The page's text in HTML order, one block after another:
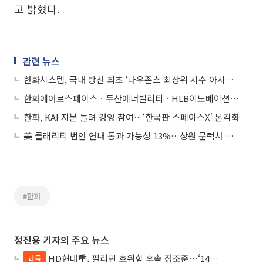
고 밝혔다.
관련 뉴스
한화시스템, 국내 방산 최초 ‘다우존스 최상위 지수 아시아’ 편입
한화에어로스페이스ㆍ두산에너빌리티ㆍHLB이노베이션 등
한화, KAI 지분 늘려 경영 참여…‘한국판 스페이스X‘ 본격화
美 클래리티 법안 연내 통과 가능성 13%…상원 문턱서 제동
#한화
정진용 기자의 주요 뉴스
단독 HD현대重, 필리핀 호위함 후속 정조준…‘14척+α’ 싹쓸이 노린다